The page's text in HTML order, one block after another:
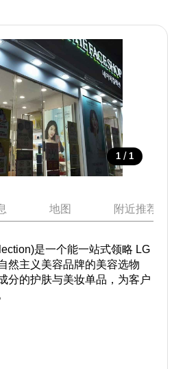
1 / 1
地图 附近推荐景点
是一个能一站式领略 LG
然主义美容品牌的美容选物
分的护肤与美妆单品，为客户